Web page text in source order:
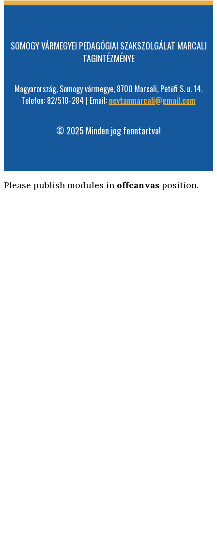
SOMOGY VÁRMEGYEI PEDAGÓGIAI SZAKSZOLGÁLAT MARCALI
TAGINTÉZMÉNYE
Magyarország, Somogy vármegye, 8700 Marcali, Petőfi S. u. 14.
Telefon: 82/510-284 | Email: nevtanmarcali@gmail.com
© 2025 Minden jog fenntartva!
Please publish modules in offcanvas position.